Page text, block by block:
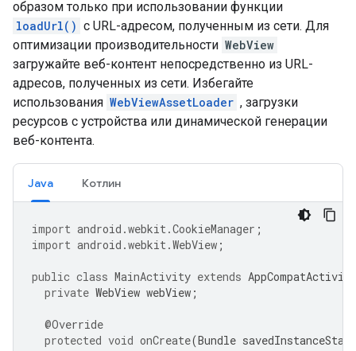
образом только при использовании функции
loadUrl() с URL-адресом, полученным из сети. Для
оптимизации производительности WebView
загружайте веб-контент непосредственно из URL-
адресов, полученных из сети. Избегайте
использования WebViewAssetLoader , загрузки
ресурсов с устройства или динамической генерации
веб-контента.
Java Котлин
import android.webkit.CookieManager ;
import android.webkit.WebView ;
public class MainActivity extends AppCompatActivity
private WebView webView ;
@Override
protected void onCreate(Bundle savedInstanceState